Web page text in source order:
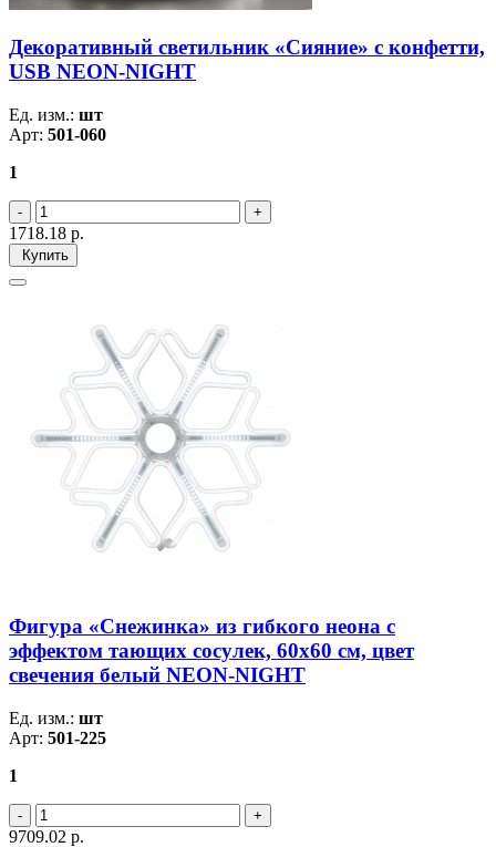
Декоративный светильник «Сияние» с конфетти,
USB NEON-NIGHT
Ед. изм.: шт
Арт: 501-060
1
1718.18 р.
Купить
Фигура «Снежинка» из гибкого неона с
эффектом тающих сосулек, 60х60 см, цвет
свечения белый NEON-NIGHT
Ед. изм.: шт
Арт: 501-225
1
9709.02 р.